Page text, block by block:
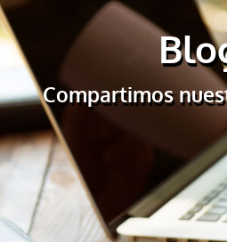
Compartimos